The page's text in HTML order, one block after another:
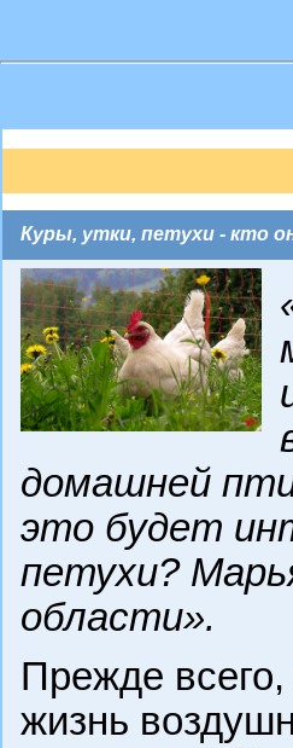
Куры, утки, петухи - кто
домашней
это будет
петухи?
области».
Прежде
жизнь